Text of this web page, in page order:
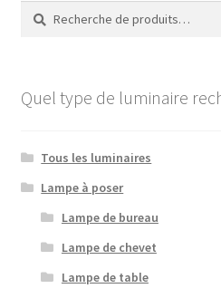
Recherche
pour :
Recherche
Quel type de luminaire
Tous les luminaires
Lampe à poser
Lampe de bureau
Lampe de chevet
Lampe de table